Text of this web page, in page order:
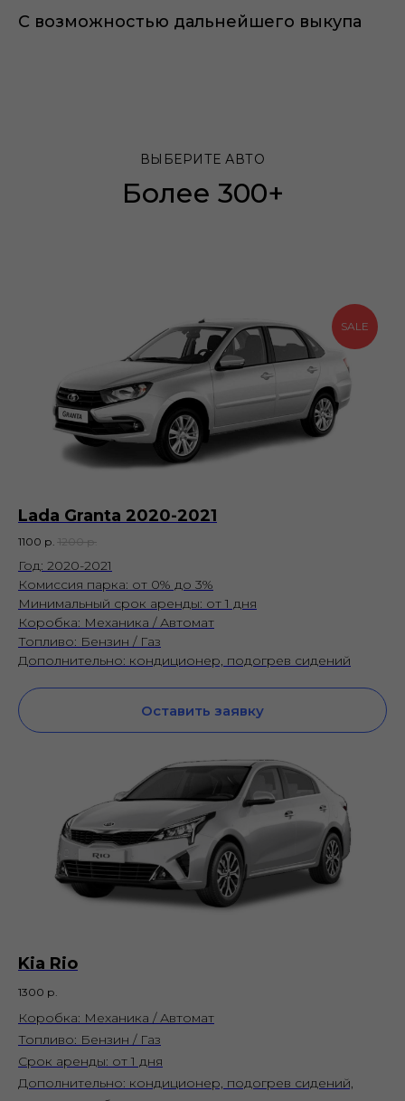
С возможностью дальнейшего выкупа
Более 300+
популярные
модели
ВЫБЕРИТЕ АВТО
SALE
Lada Granta 2020-2021
1100 р. 1200 р.
Год: 2020-2021
Комиссия парка: от 0% до 3%
Минимальный срок аренды: от 1 дня
Коробка: Механика / Автомат
Топливо: Бензин / Газ
Дополнительно: кондиционер, подогрев сидений
Оставить заявку
Kia Rio
1300 р.
Коробка: Механика / Автомат
Топливо: Бензин / Газ
Срок аренды: от 1 дня
Дополнительно: кондиционер, подогрев сидений,